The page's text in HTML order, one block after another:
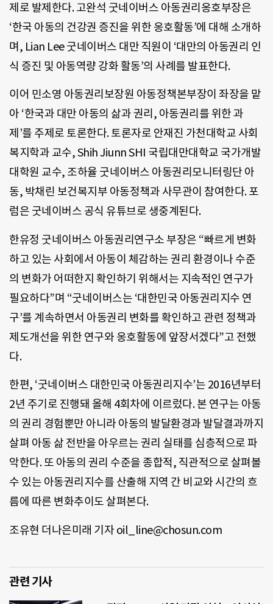
제로 발제한다. 고완석 굿네이버스 아동권리옹호부장은
‘한국 아동의 건강권 증진을 위한 옹호활동’에 대해 소개하
며, Lian Lee 굿네이버스 대만 직원이 ‘대만의 아동권리 인
식 증진 및 아동역량 강화 활동’의 사례를 발표한다.
이어 민소영 아동권리보장원 아동정책본부장이 좌장을 맡
아 ‘한국과 대만 아동의 삶과 권리, 아동권리를 위한 과
제’를 주제로 토론한다. 토론자로 안재진 가천대학교 사회
복지학과 교수, Shih Jiunn SHI 국립대만대학교 국가개발
대학원 교수, 조하율 굿네이버스 아동권리모니터링단 아
동, 박채린 보건복지부 아동정책과 사무관이 참여한다. 포
럼은 굿네이버스 공식 유튜브로 생중계된다.
한유정 굿네이버스 아동권리연구소 부장은 “빠르게 변화
하고 있는 사회에서 아동이 체감하는 권리 환경이나 수준
의 변화가 어떠한지 확인하기 위해서는 지속적인 연구가
필요하다”며 “굿네이버스는 ‘대한민국 아동권리지수 연
구’를 계속하면서 아동권리 변화를 확인하고 관련 정책과
제도개선을 위한 연구와 옹호활동에 앞장서겠다”고 전했
다.
한편, ‘굿네이버스 대한민국 아동권리지수’는 2016년부터
2년 주기로 진행돼 올해 4회차에 이르렀다. 본 연구는 아동
의 권리 경험뿐만 아니라 아동의 발달환경과 발달결과까지
살펴 아동 삶 전반을 아우르는 권리 실태를 심층적으로 파
악한다. 또 아동의 권리 수준을 종합적, 직관적으로 살펴볼
수 있는 아동권리지수를 산출해 지역 간 비교와 시간의 흐
름에 따른 변화추이도 살펴본다.
조유현 더나은미래 기자 oil_line@chosun.com
관련 기사